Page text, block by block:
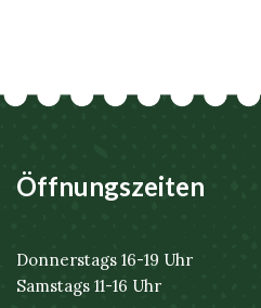
Öffnungszeiten
Donnerstags 16-19 Uhr
Samstags 11-16 Uhr